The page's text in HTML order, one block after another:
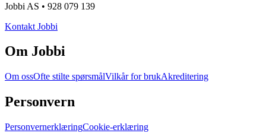
Jobbi AS • 928 079 139
Kontakt Jobbi
Om Jobbi
Om ossOfte stilte spørsmålVilkår for brukAkreditering
Personvern
PersonvernerklæringCookie-erklæring